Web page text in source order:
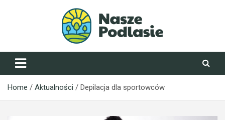
NaszePodlasie.pl
Home Aktualności Depilacja dla sportowców